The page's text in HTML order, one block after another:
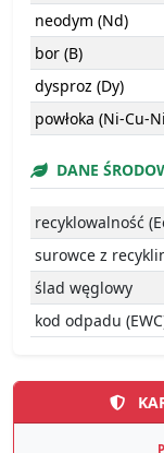
neodym (Nd)
bor (B)
dysproz (Dy)
powłoka (Ni-Cu-
DANE
recyklowalność
surowce z
ślad węglowy
kod odpadu